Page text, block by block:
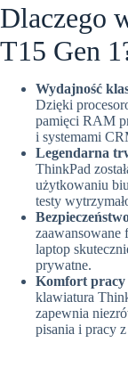
Dlaczego
T15 Gen
Wydajność
Dzięki
pamięci RAM
i systemami
Legendarna
ThinkPad
użytkowaniu
testy
laptop
prywatne.
Komfort pracy
klawiatura
zapewnia
pisania i pracy